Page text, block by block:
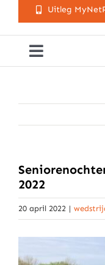
Uitleg
Toggle
Lessen
Arrangementen
2022
20 april 2022 |